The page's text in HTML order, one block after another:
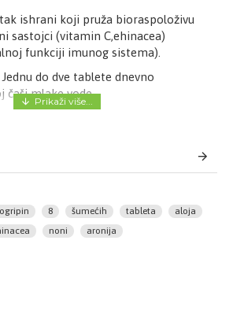
ishrani koji pruža bioraspoloživu
sastojci (vitamin C,ehinacea)
funkciji imunog sistema).
Jednu do dve tablete dnevno
čaši mlake vode.
ishrani
8 šumećih tableta
aloja
noni aronija